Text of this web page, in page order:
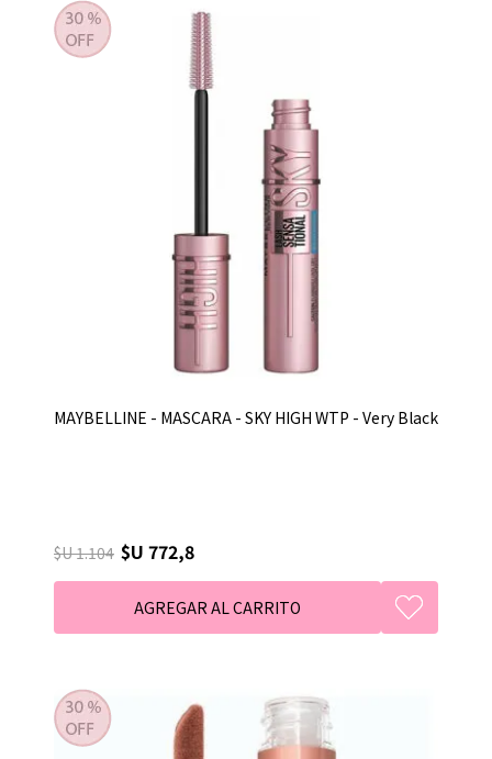
MAYBELLINE - MASCARA - SKY HIGH WTP - Very Black
$U 1.104 $U 772,8